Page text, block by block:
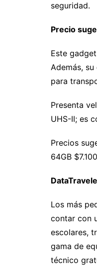
seguridad.
Precio
Este
Además,
para
Presenta
UHS-II; es
Precios
64GB
Los más
contar con
escolares,
gama de
técnico